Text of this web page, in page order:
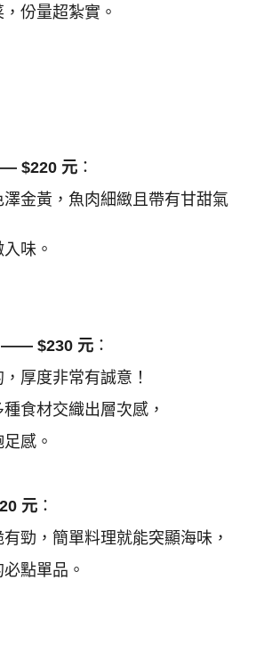
份量超紮實。
$220 元 ：
金黃，魚肉細緻且帶有甘甜氣
味。
—— $230 元 ：
厚度非常有誠意！
食材交織出層次感，
感。
元 ：
勁，簡單料理就能突顯海味，
點單品。